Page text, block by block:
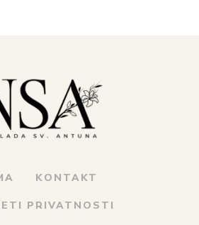
KONTAKT
PRIVATNOSTI